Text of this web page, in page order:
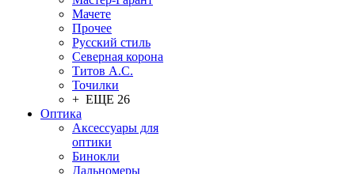
Мачете
Прочее
Русский стиль
Северная корона
Титов А.С.
Точилки
+ ЕЩЕ 26
Оптика
Аксессуары для
оптики
Бинокли
Дальномеры